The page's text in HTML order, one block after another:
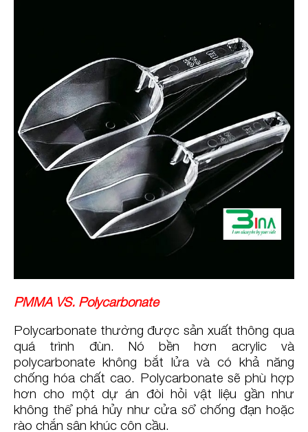
PMMA VS. Polycarbonate
Polycarbonate thường được sản xuất thông qua
quá trình đùn. Nó bền hơn acrylic và
polycarbonate không bắt lửa và có khả năng
chống hóa chất cao. Polycarbonate sẽ phù hợp
hơn cho một dự án đòi hỏi vật liệu gần như
không thể phá hủy như cửa sổ chống đạn hoặc
rào chắn sân khúc côn cầu.